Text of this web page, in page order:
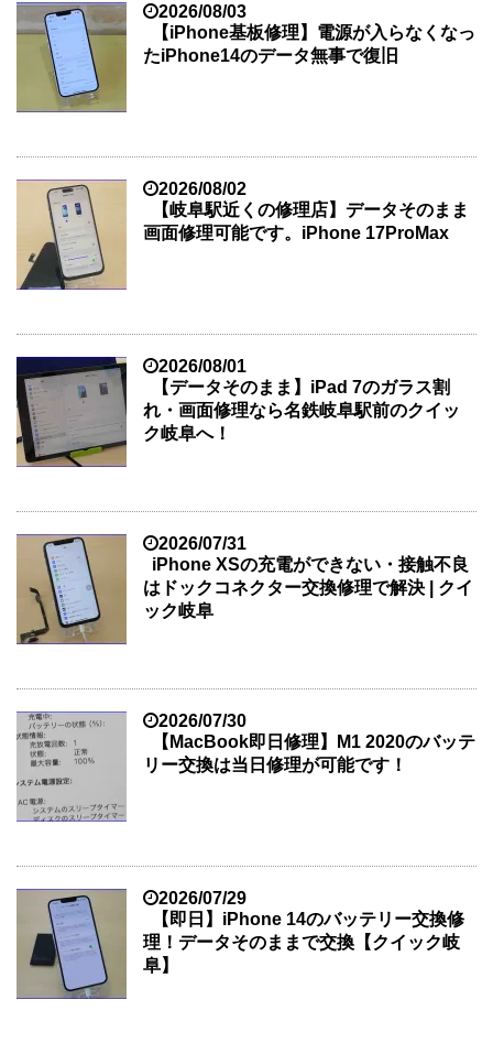
2026/08/03
【iPhone基板修理】電源が入らなくなっ
たiPhone14のデータ無事で復旧
2026/08/02
【岐阜駅近くの修理店】データそのまま
画面修理可能です。iPhone 17ProMax
2026/08/01
【データそのまま】iPad 7のガラス割
れ・画面修理なら名鉄岐阜駅前のクイッ
ク岐阜へ！
2026/07/31
iPhone XSの充電ができない・接触不良
はドックコネクター交換修理で解決 | クイ
ック岐阜
2026/07/30
【MacBook即日修理】M1 2020のバッテ
リー交換は当日修理が可能です！
2026/07/29
【即日】iPhone 14のバッテリー交換修
理！データそのままで交換【クイック岐
阜】